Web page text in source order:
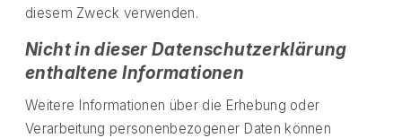
diesem Zweck verwenden.
Nicht in dieser Datenschutzerklärung
enthaltene Informationen
Weitere Informationen über die Erhebung oder
Verarbeitung personenbezogener Daten können